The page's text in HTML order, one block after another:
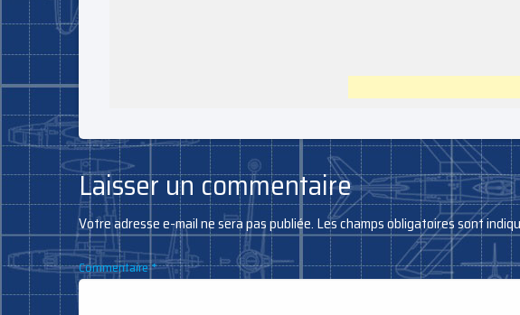
Laisser un commentaire
Votre adresse e-mail ne sera pas publiée. Les champs obligatoires sont
Commentaire*